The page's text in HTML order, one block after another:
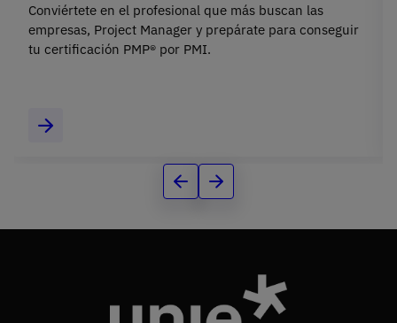
Conviértete en el profesional que más buscan las
empresas, Project Manager y prepárate para conseguir
tu certificación PMP® por PMI.